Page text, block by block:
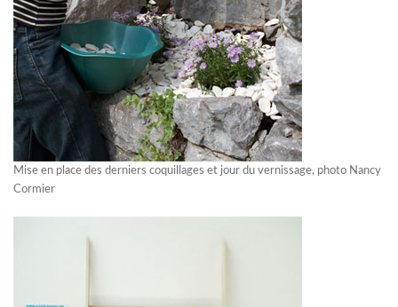
Mise en place des derniers coquillages et jour du vernissage, photo Nancy
Cormier